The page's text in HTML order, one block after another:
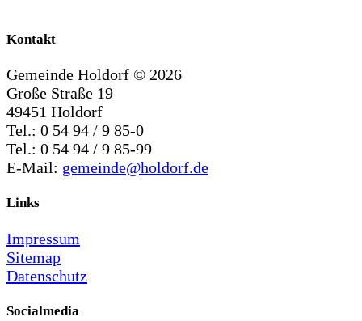
Kontakt
Gemeinde Holdorf © 2026
Große Straße 19
49451 Holdorf
Tel.: 0 54 94 / 9 85-0
Tel.: 0 54 94 / 9 85-99
E-Mail: gemeinde@holdorf.de
Links
Impressum
Sitemap
Datenschutz
Socialmedia